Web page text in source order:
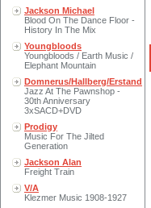
Jackson Michael
Blood On The Dance Floor -
History In The Mix
Youngbloods
Youngbloods / Earth Music /
Elephant Mountain
Domnerus/Hallberg/Erstand
Jazz At The Pawnshop -
30th Anniversary
3xSACD+DVD
Prodigy
Music For The Jilted
Generation
Jackson Alan
Freight Train
V/A
Klezmer Music 1908-1927